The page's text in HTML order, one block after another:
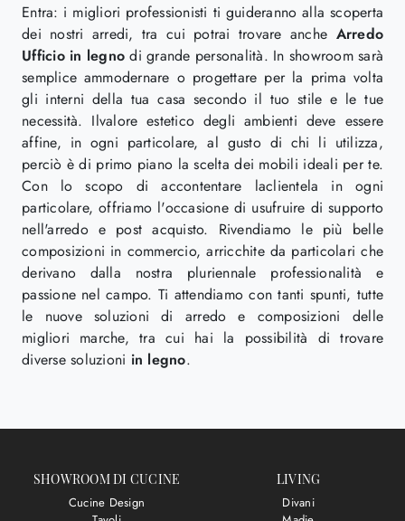
Entra: i migliori professionisti ti guideranno alla scoperta
dei nostri arredi, tra cui potrai trovare anche Arredo
Ufficio in legno di grande personalità. In showroom sarà
semplice ammodernare o progettare per la prima volta
gli interni della tua casa secondo il tuo stile e le tue
necessità. Ilvalore estetico degli ambienti deve essere
affine, in ogni particolare, al gusto di chi li utilizza,
perciò è di primo piano la scelta dei mobili ideali per te.
Con lo scopo di accontentare laclientela in ogni
particolare, offriamo l'occasione di usufruire di supporto
nell'arredo e post acquisto. Rivendiamo le più belle
composizioni in commercio, arricchite da particolari che
derivano dalla nostra pluriennale professionalità e
passione nel campo. Ti attendiamo con tanti spunti, tutte
le nuove soluzioni di arredo e composizioni delle
migliori marche, tra cui hai la possibilità di trovare
diverse soluzioni in legno.
SHOWROOM DI CUCINE
Cucine Design
LIVING
Divani